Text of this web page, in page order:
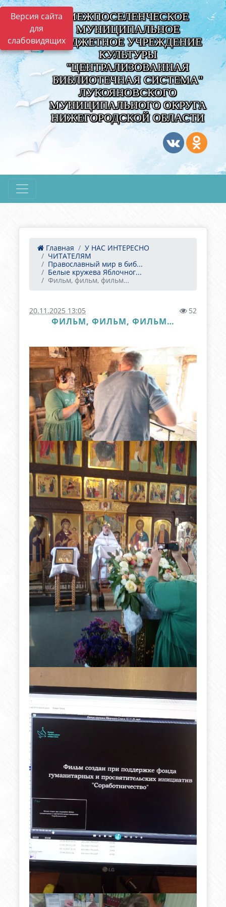
Версия сайта
для
слабовидящих
МЕЖПОСЕЛЕНЧЕСКОЕ
МУНИЦИПАЛЬНОЕ
БЮДЖЕТНОЕ УЧРЕЖДЕНИЕ
КУЛЬТУРЫ
"ЦЕНТРАЛИЗОВАННАЯ
БИБЛИОТЕЧНАЯ СИСТЕМА"
ЛУКОЯНОВСКОГО
МУНИЦИПАЛЬНОГО ОКРУГА
НИЖЕГОРОДСКОЙ ОБЛАСТИ
Главная
У НАС ИНТЕРЕСНО
ЧИТАТЕЛЯМ
Православный мир в биб...
Белые кружева Яблочног...
Фильм, фильм, фильм…
20.11.2025 13:05 52
ФИЛЬМ, ФИЛЬМ, ФИЛЬМ…